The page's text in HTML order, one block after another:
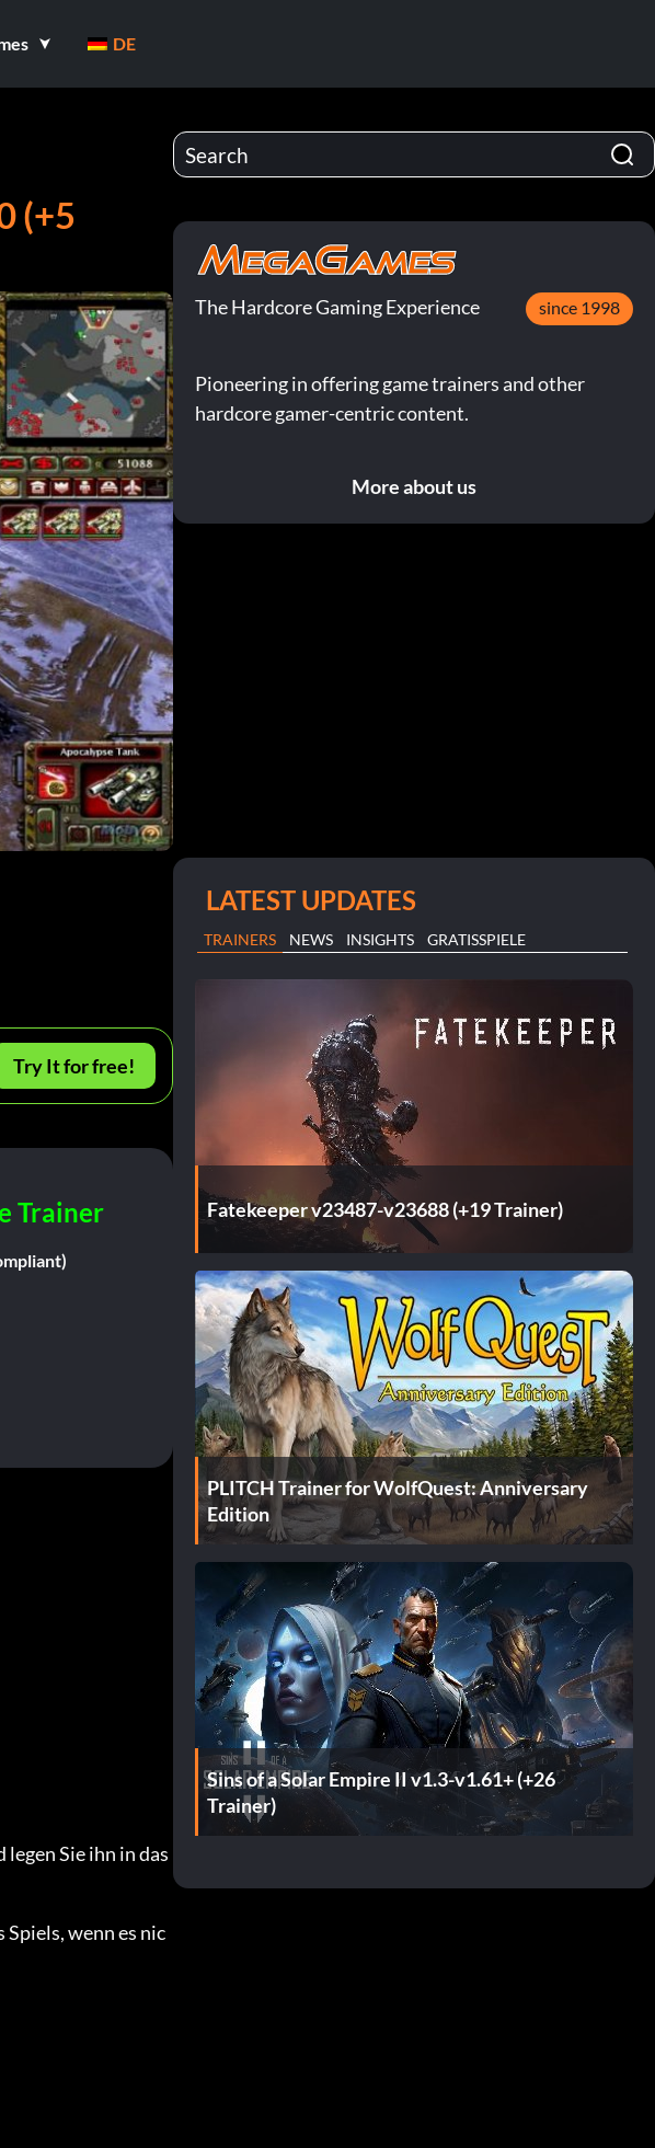
DE
(+5
Try It for free!
Trainer
Sie ihn in das
wenn es nic
The Hardcore Gaming Experience since 1998
Pioneering in offering game trainers and other
hardcore gamer-centric content.
More about us
LATEST UPDATES
TRAINERS NEWS INSIGHTS GRATISSPIELE
Fatekeeper v23487-v23688 (+19 Trainer)
PLITCH Trainer for WolfQuest: Anniversary
Edition
Sins of a Solar Empire II v1.3-v1.61+ (+26
Trainer)